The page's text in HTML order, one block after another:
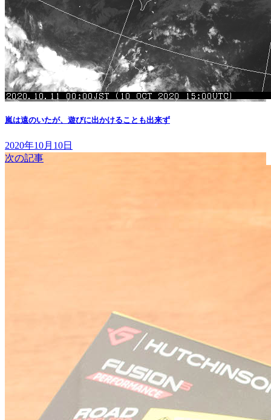
嵐は遠のいたが、遊びに出かけることも出来ず
2020年10月10日
次の記事